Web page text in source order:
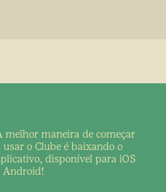
melhor maneira de começar
usar o Clube é baixando o
disponível para iOS
Android!